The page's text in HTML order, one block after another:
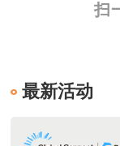
扫
最新活动